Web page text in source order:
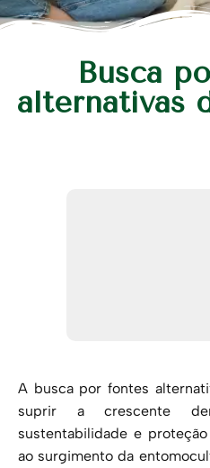
Busca
alternativas
A busca por fontes
suprir a crescente
sustentabilidade e
ao surgimento da